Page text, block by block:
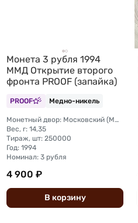
Монета 3 рубля 1994
ММД Открытие второго
фронта PROOF (запайка)
PROOF Медно-никель
Монетный двор: Московский (ММД)
Вес, г: 14,35
Тираж, шт: 250000
Год: 1994
Номинал: 3 рубля
4 900 ₽
В корзину